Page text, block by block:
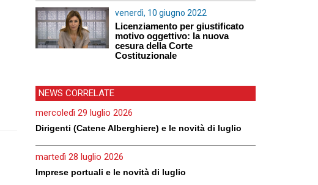
venerdì, 10 giugno 2022
Licenziamento per giustificato
motivo oggettivo: la nuova
cesura della Corte
Costituzionale
NEWS CORRELATE
mercoledì 29 luglio 2026
Dirigenti (Catene Alberghiere) e le novità di luglio
martedì 28 luglio 2026
Imprese portuali e le novità di luglio